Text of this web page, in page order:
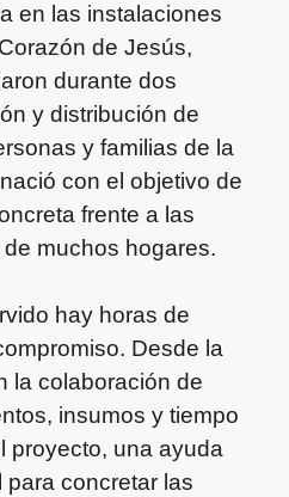
en las instalaciones
de Jesús,
durante dos
y distribución de
y familias de la
con el objetivo de
frente a las
muchos hogares.
hay horas de
Desde la
la colaboración de
insumos y tiempo
proyecto, una ayuda
concretar las